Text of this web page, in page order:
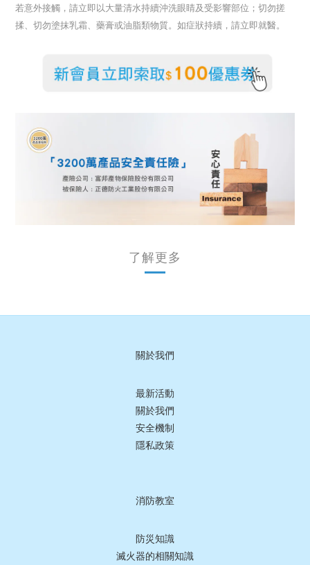
若意外接觸，請立即以大量清水持續沖洗眼睛及受影響部位 ； 切勿搓
揉、切勿塗抹乳霜、藥膏或油脂類物質。如症狀持續，請立即就醫。
了解更多
關於我們
最新活動
關於我們
安全機制
隱私政策
消防教室
防災知識
滅火器的相關知識